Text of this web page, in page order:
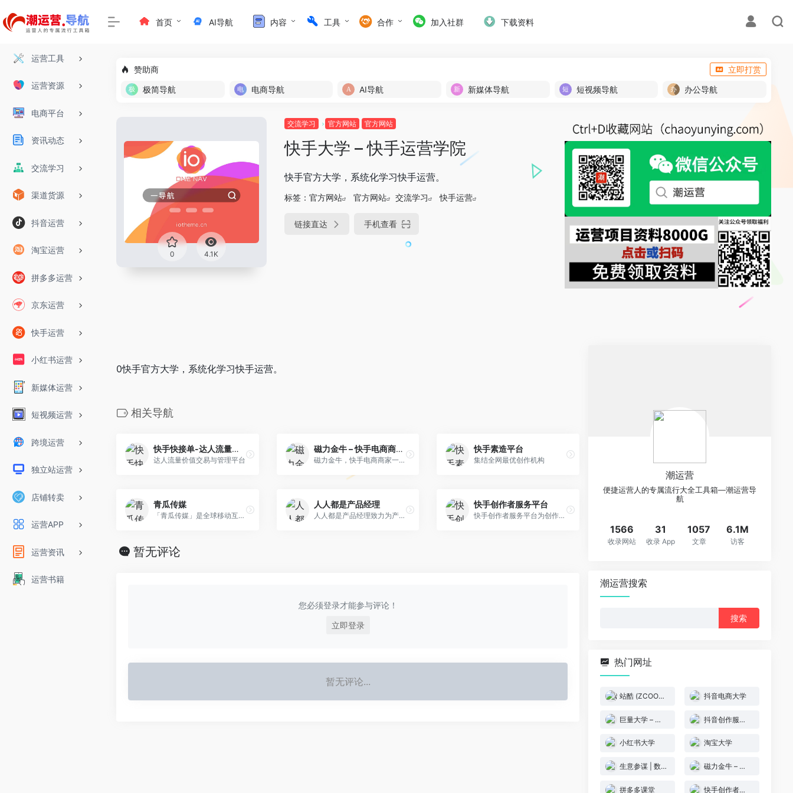
运营工具
运营资源
电商平台
资讯动态
交流学习
渠道货源
抖音运营
淘宝运营
拼多多运营
京东运营
快手运营
小红书运营
新媒体运营
短视频运营
跨境运营
独立站运营
店铺转卖
运营APP
运营资讯
运营书籍
首页 AI导航 内容 工具 合作 加入社群 下载资料
赞助商
立即打赏
极简导航
电商导航 AI导航 新媒体导航 短视频导航 办公导航
0 4.1K
交流学习 官方网站 官方网站
快手大学 – 快手运营学院
快手官方大学，系统化学习快手运营。
标签： 官方网站 官方网站 交流学习 快手运营
链接直达 手机查看
0快手官方大学，系统化学习快手运营。
相关导航
快手快接单-达人流量价值交易与管理平台
达人流量价值交易与管理平台
磁力金牛 – 快手电商商家广告投放平台
磁力金牛，快手电商商家一体化营销平台，整合电商投放能力，全链提升营销效果，磁力金牛让生意智能化，让营销简单化。
快手素造平台
集结全网最优创作机构
青瓜传媒
「青瓜传媒」是全球移动互联网运营推广学习平台！
人人都是产品经理
人人都是产品经理致力为产品新人、产品经理等广大产品爱好者打造一个良好的学习交流平台。
快手创作者服务平台
快手创作者服务平台为创作者和机构提供强大的运营管理、高清视频上传、多维度数据分析、内容生产等辅助工具、依托平台丰富的资源提供热点趋势，更好的服务每个创作者。
暂无评论
您必须登录才能参与评论！
立即登录
暂无评论...
潮运营
便捷运营人的专属流行大全工具箱—潮运营导
航
1566
收录网站
31
收录 App
1057
文章
6.1M
访客
潮运营搜索
热门网址
站酷 (ZCOOL) – 设计师互动平台 抖音电商大学
巨量大学 – 提高营销专业力 抖音创作服务平台
小红书大学 淘宝大学
生意参谋 | 数据学院 磁力金牛 – 快手电商商家广告投放平台
拼多多课堂 快手创作者服务平台